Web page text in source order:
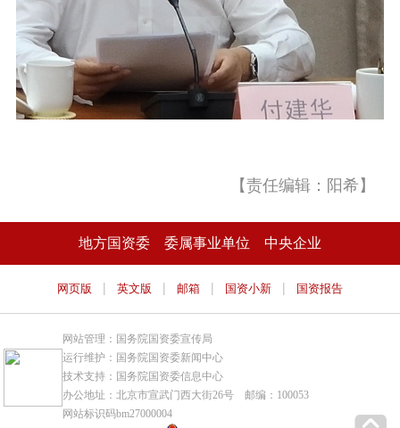
【责任编辑：阳希】
地方国资委 委属事业单位 中央企业
网页版 | 英文版 | 邮箱 | 国资小新 | 国资报告
网站管理：国务院国资委宣传局
运行维护：国务院国资委新闻中心
技术支持：国务院国资委信息中心
办公地址：北京市宣武门西大街26号 邮编：100053
网站标识码bm27000004